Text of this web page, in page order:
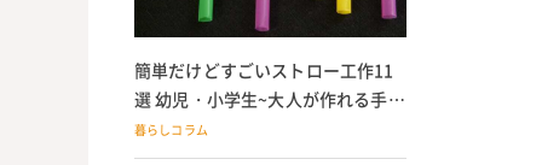
簡単だけどすごいストロー工作11
選 幼児・小学生~大人が作れる手作
りおもちゃ
暮らしコラム